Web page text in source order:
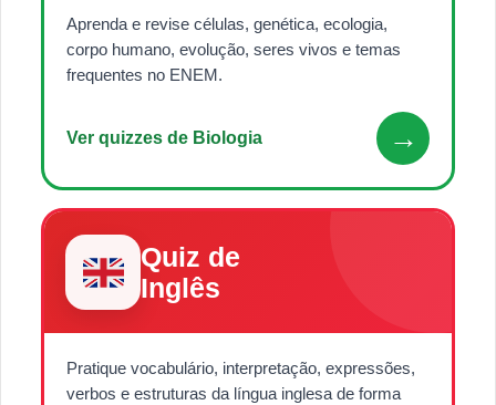
Aprenda e revise células, genética, ecologia,
corpo humano, evolução, seres vivos e temas
frequentes no ENEM.
Ver quizzes de Biologia →
Quiz de
Inglês
Pratique vocabulário, interpretação, expressões,
verbos e estruturas da língua inglesa de forma